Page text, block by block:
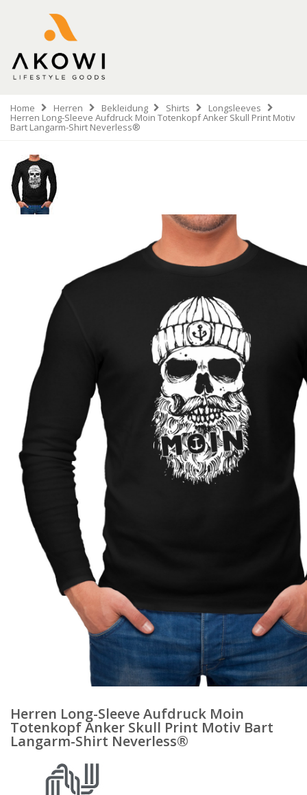
Home Herren Bekleidung Shirts Longsleeves
Herren Long-Sleeve Aufdruck Moin Totenkopf Anker Skull Print Motiv
Bart Langarm-Shirt Neverless®
Herren Long-Sleeve Aufdruck Moin
Totenkopf Anker Skull Print Motiv Bart
Langarm-Shirt Neverless®